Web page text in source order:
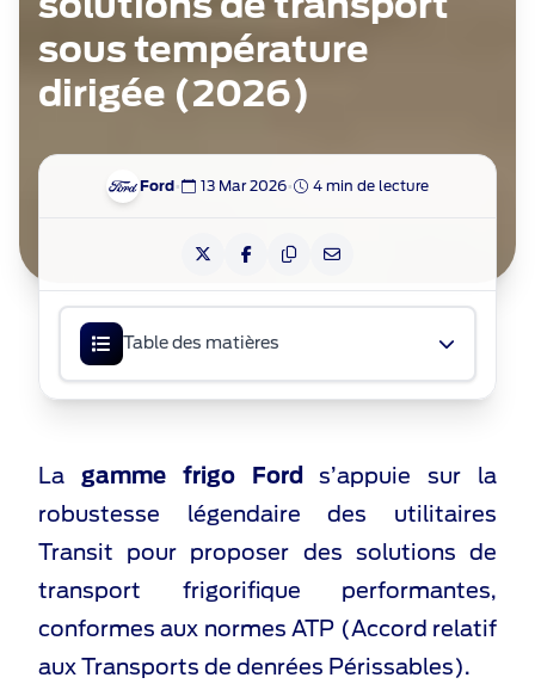
sous température
dirigée (2026)
Ford• 13 Mar 2026• 4 min de lecture
Table des matières
La gamme frigo Ford
s’appuie sur la
robustesse légendaire des utilitaires
Transit pour proposer des solutions de
transport frigorifique performantes,
conformes aux normes ATP (Accord relatif
aux Transports de denrées Périssables).